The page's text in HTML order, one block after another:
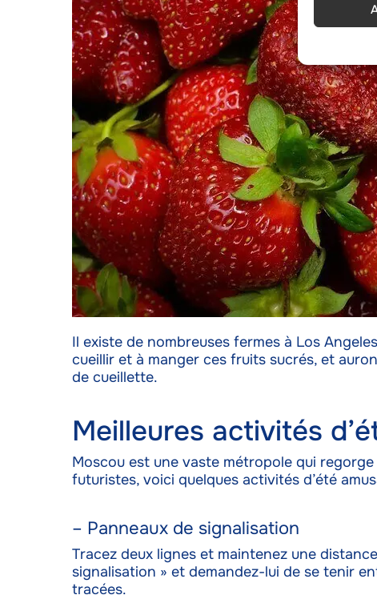
Mettre en
de
Utiliser
partir
Assurer
les
Il existe de nombreuses fermes à Los
cueillir et à manger ces fruits sucrés, et
de cueillette.
Meilleures activités
Moscou est une vaste métropole qui
futuristes, voici quelques activités d’été
– Panneaux de signalisation
Tracez deux lignes et maintenez une
signalisation » et demandez-lui de se tenir
tracées.